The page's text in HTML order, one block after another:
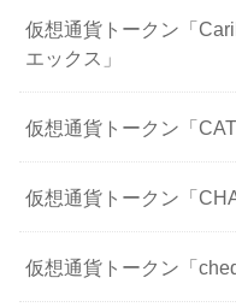
仮想通貨トークン「
エックス」
仮想通貨トークン「
仮想通貨トークン「
仮想通貨トークン「